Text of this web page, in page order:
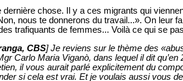
dernière chose. Il y a ces migrants qui
nous te donnerons du travail...». On leur
trafiquants de femmes... Voilà ce qui se
CBS] Je reviens sur le thème des
Carlo Maria Viganò, dans lequel il dit
il vous aurait parlé explicitement du
si cela est vrai. Et je voulais aussi vous